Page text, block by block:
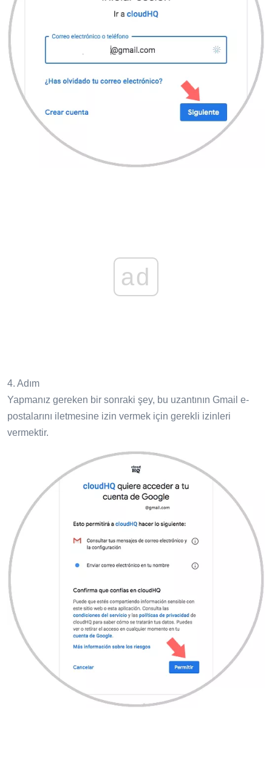
ad
4. Adım
Yapmanız gereken bir sonraki şey, bu uzantının Gmail e-
postalarını iletmesine izin vermek için gerekli izinleri
vermektir.